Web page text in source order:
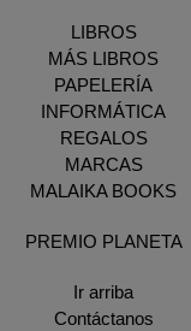
LIBROS
MÁS LIBROS
PAPELERÍA
INFORMÁTICA
REGALOS
MARCAS
MALAIKA BOOKS
PREMIO PLANETA
Ir arriba
Contáctanos